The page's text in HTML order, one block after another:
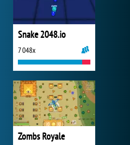
Snake 2048.io
7 048x
Zombs Royale